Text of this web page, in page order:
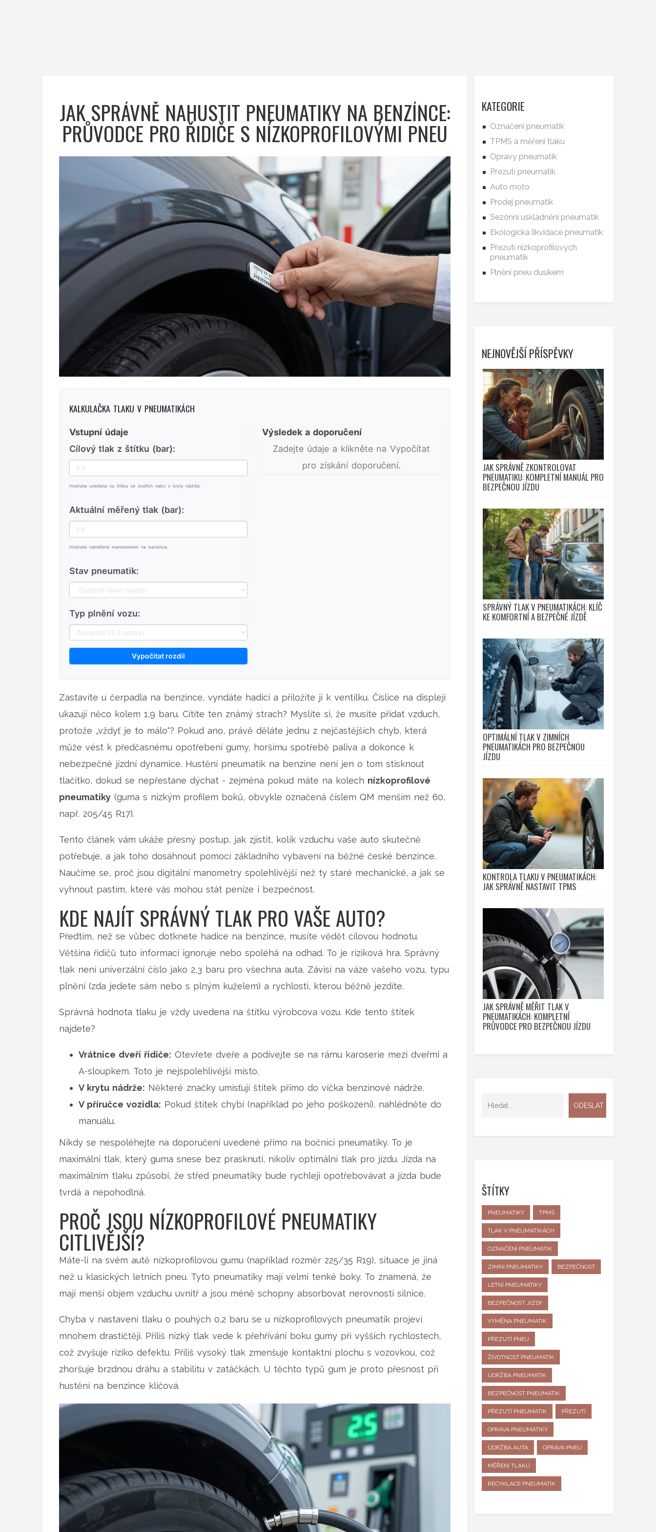
JAK SPRÁVNĚ NAHUSTIT PNEUMATIKY NA BENZÍNCE:
PRŮVODCE PRO ŘIDIČE S NÍZKOPROFILOVÝMI PNEU
KALKULAČKA TLAKU V PNEUMATIKÁCH
Vstupní údaje
Cílový tlak z štítku (bar):
Hodnota uvedená na štítku ve dveřích nebo v krytu nádrže.
Aktuální měřený tlak (bar):
Hodnota naměřená manometrem na benzince.
Stav pneumatik:
Typ plnění vozu:
Vypočítat rozdíl
Výsledek a doporučení
Zadejte údaje a klikněte na Vypočítat
pro získání doporučení.
Zastavíte u čerpadla na benzince, vyndáte hadici a přiložíte ji k ventilku. Číslice na displeji
ukazují něco kolem 1,9 baru. Cítíte ten známý strach? Myslíte si, že musíte přidat vzduch,
protože „vždyť je to málo“? Pokud ano, právě děláte jednu z nejčastějších chyb, která
může vést k předčasnému opotřebení gumy, horšímu spotřebě paliva a dokonce k
nebezpečné jízdní dynamice. Hustění pneumatik na benzine není jen o tom stisknout
tlačítko, dokud se nepřestane dýchat - zejména pokud máte na kolech nízkoprofilové
pneumatiky (guma s nízkým profilem boků, obvykle označená číslem QM menším než 60,
např. 205/45 R17).
Tento článek vám ukáže přesný postup, jak zjistit, kolik vzduchu vaše auto skutečně
potřebuje, a jak toho dosáhnout pomocí základního vybavení na běžné české benzince.
Naučíme se, proč jsou digitální manometry spolehlivější než ty staré mechanické, a jak se
vyhnout pastím, které vás mohou stát peníze i bezpečnost.
KDE NAJÍT SPRÁVNÝ TLAK PRO VAŠE AUTO?
Předtím, než se vůbec dotknete hadice na benzince, musíte vědět cílovou hodnotu.
Většina řidičů tuto informaci ignoruje nebo spoléhá na odhad. To je riziková hra. Správný
tlak není univerzální číslo jako 2,3 baru pro všechna auta. Závisí na váze vašeho vozu, typu
plnění (zda jedete sám nebo s plným kuželem) a rychlosti, kterou běžně jezdíte.
Správná hodnota tlaku je vždy uvedena na štítku výrobcova vozu. Kde tento štítek
najdete?
Vrátnice dveří řidiče: Otevřete dveře a podívejte se na rámu karoserie mezi dveřmi a
A-sloupkem. Toto je nejspolehlivější místo.
V krytu nádrže: Některé značky umisťují štítek přímo do víčka benzinové nádrže.
V příručce vozidla: Pokud štítek chybí (například po jeho poškození), nahlédněte do
manuálu.
Nikdy se nespoléhejte na doporučení uvedené přímo na bočnici pneumatiky. To je
maximální tlak, který guma snese bez prasknutí, nikoliv optimální tlak pro jízdu. Jízda na
maximálním tlaku způsobí, že střed pneumatiky bude rychleji opotřebovávat a jízda bude
tvrdá a nepohodlná.
PROČ JSOU NÍZKOPROFILOVÉ PNEUMATIKY
CITLIVĚJŠÍ?
Máte-li na svém autě nízkoprofilovou gumu (například rozměr 225/35 R19), situace je jiná
než u klasických letních pneu. Tyto pneumatiky mají velmi tenké boky. To znamená, že
mají menší objem vzduchu uvnitř a jsou méně schopny absorbovat nerovnosti silnice.
Chyba v nastavení tlaku o pouhých 0,2 baru se u nízkoprofilových pneumatik projeví
mnohem drastičtěji. Příliš nízký tlak vede k přehřívání boku gumy při vyšších rychlostech,
což zvyšuje riziko defektu. Příliš vysoký tlak zmenšuje kontaktní plochu s vozovkou, což
zhoršuje brzdnou dráhu a stabilitu v zatáčkách. U těchto typů gum je proto přesnost při
hustění na benzince klíčová.
KATEGORIE
Označení pneumatik
TPMS a měření tlaku
Opravy pneumatik
Přezutí pneumatik
Auto moto
Prodej pneumatik
Sezónní uskladnění pneumatik
Ekologická likvidace pneumatik
Přezutí nízkoprofilových
pneumatik
Plnění pneu dusíkem
NEJNOVĚJŠÍ PŘÍSPĚVKY
JAK SPRÁVNĚ ZKONTROLOVAT
PNEUMATIKU: KOMPLETNÍ MANUÁL PRO
BEZPEČNOU JÍZDU
SPRÁVNÝ TLAK V PNEUMATIKÁCH: KLÍČ
KE KOMFORTNÍ A BEZPEČNÉ JÍZDĚ
OPTIMÁLNÍ TLAK V ZIMNÍCH
PNEUMATIKÁCH PRO BEZPEČNOU
JÍZDU
KONTROLA TLAKU V PNEUMATIKÁCH:
JAK SPRÁVNĚ NASTAVIT TPMS
JAK SPRÁVNĚ MĚŘIT TLAK V
PNEUMATIKÁCH: KOMPLETNÍ
PRŮVODCE PRO BEZPEČNOU JÍZDU
ŠTÍTKY
PNEUMATIKY TPMS
TLAK V PNEUMATIKÁCH
OZNAČENÍ PNEUMATIK
ZIMNÍ PNEUMATIKY BEZPEČNOST
LETNÍ PNEUMATIKY
BEZPEČNOST JÍZDY
VÝMĚNA PNEUMATIK
PŘEZUTÍ PNEU
ŽIVOTNOST PNEUMATIK
ÚDRŽBA PNEUMATIK
BEZPEČNOST PNEUMATIK
PŘEZUTÍ PNEUMATIK PŘEZUTÍ
OPRAVA PNEUMATIKY
ÚDRŽBA AUTA OPRAVA PNEU
MĚŘENÍ TLAKU
RECYKLACE PNEUMATIK